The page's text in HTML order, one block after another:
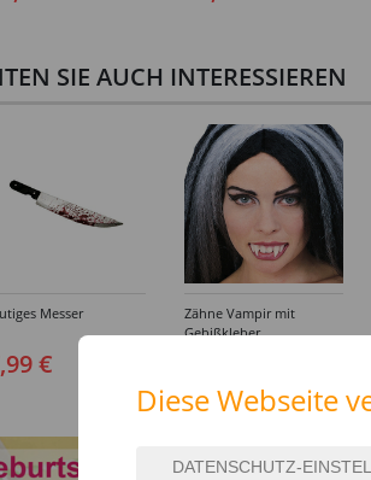
SIE AUCH INTERESSIEREN
Messer
€
Zähne Vampir mit
Gebißkleber
Diese Webseite